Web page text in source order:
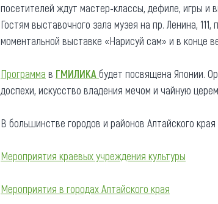
посетителей ждут мастер-классы, дефиле, игры и
Гостям выставочного зала музея на пр. Ленина,
моментальной выставке «Нарисуй сам» и в конце
Программа в ГМИЛИКА будет посвящена Японии.
доспехи, искусство владения мечом и чайную
В большинстве городов и районов Алтайского
Мероприятия краевых учреждения культуры
Мероприятия в городах Алтайского края